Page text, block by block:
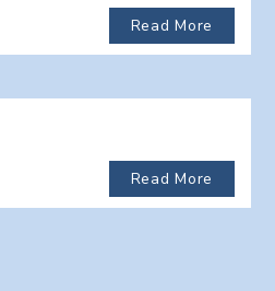
Read More
Read More